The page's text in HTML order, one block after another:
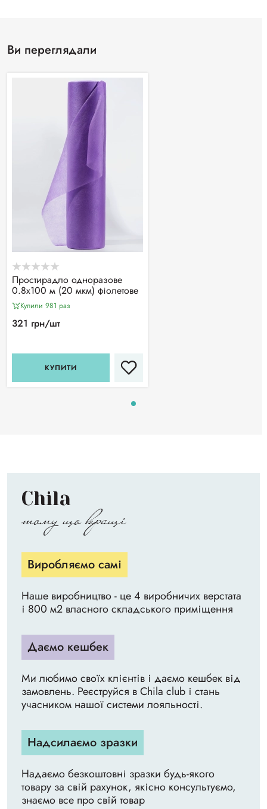
Ви переглядали
Простирадло одноразове
0.8х100 м (20 мкм) фіолетове
Купили 981 раз
321 грн/шт
КУПИТИ
Chila
тому що кращі
Виробляємо самі
Наше виробництво - це 4 виробничих верстата
і 800 м2 власного складського приміщення
Даємо кешбек
Ми любимо своїх клієнтів і даємо кешбек від
замовлень. Реєструйся в Chila club і стань
учасником нашої системи лояльності.
Надсилаємо зразки
Надаємо безкоштовні зразки будь-якого
товару за свій рахунок, якісно консультуємо,
знаємо все про свій товар